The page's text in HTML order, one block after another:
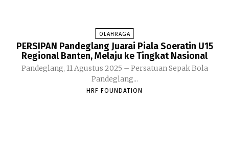
OLAHRAGA
PERSIPAN Pandeglang Juarai Piala Soeratin U15
Regional Banten, Melaju ke Tingkat Nasional
Pandeglang, 11 Agustus 2025 – Persatuan Sepak Bola
Pandeglang...
HRF FOUNDATION